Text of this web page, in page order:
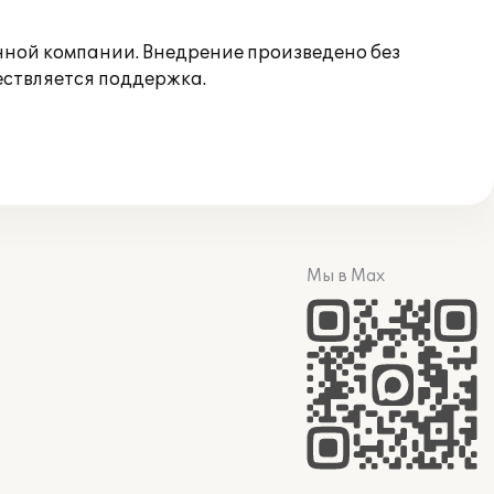
компании. Внедрение произведено без
поддержка.
Мы в Max